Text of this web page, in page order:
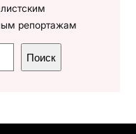
репортажам
Поиск